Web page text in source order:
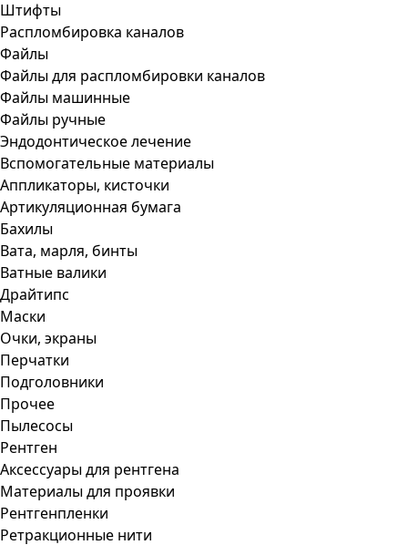
Штифты
Распломбировка каналов
Файлы
Файлы для распломбировки каналов
Файлы машинные
Файлы ручные
Эндодонтическое лечение
Вспомогательные материалы
Аппликаторы, кисточки
Артикуляционная бумага
Бахилы
Вата, марля, бинты
Ватные валики
Драйтипс
Маски
Очки, экраны
Перчатки
Подголовники
Прочее
Пылесосы
Рентген
Аксессуары для рентгена
Материалы для проявки
Рентгенпленки
Ретракционные нити